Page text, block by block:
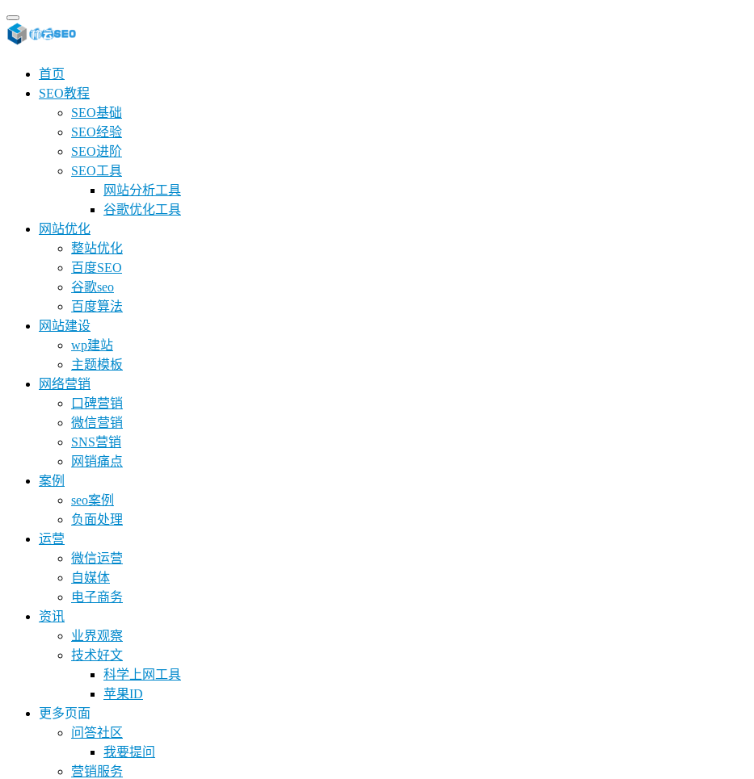
首页
SEO教程
SEO基础
SEO经验
SEO进阶
SEO工具
网站分析工具
谷歌优化工具
网站优化
整站优化
百度SEO
谷歌seo
百度算法
网站建设
wp建站
主题模板
网络营销
口碑营销
微信营销
SNS营销
网销痛点
案例
seo案例
负面处理
运营
微信运营
自媒体
电子商务
资讯
业界观察
技术好文
科学上网工具
苹果ID
更多页面
问答社区
我要提问
营销服务